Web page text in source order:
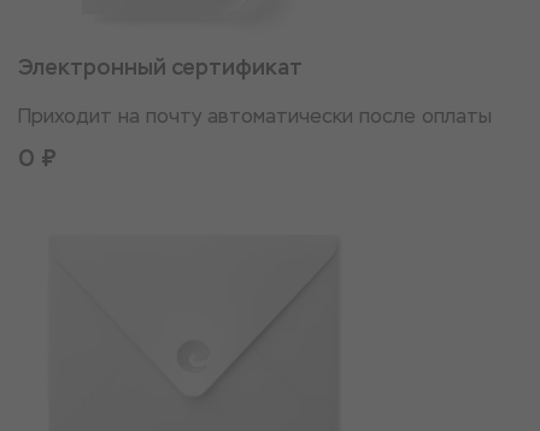
Электронный сертификат
Приходит на почту автоматически после оплаты
0 ₽